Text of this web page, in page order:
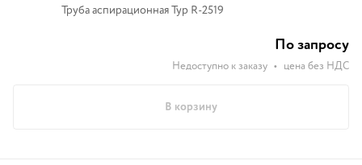
Труба аспирационная Typ R-2519
По запросу
Недоступно к заказу • цена без НДС
В корзину